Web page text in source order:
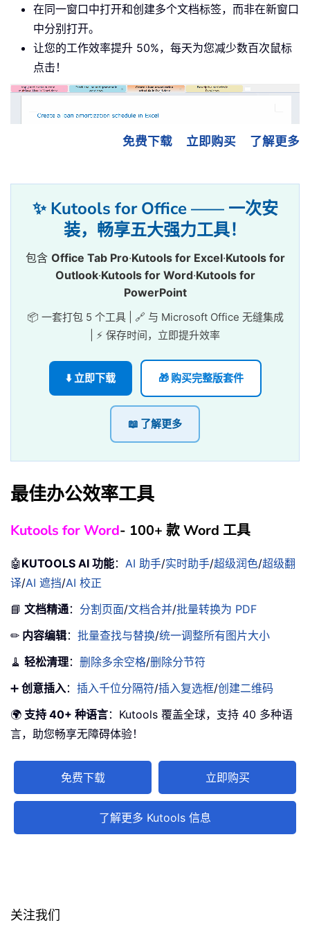
在同一窗口中打开和创建多个文档标签，而非在新窗口
中分别打开。
让您的工作效率提升 50%，每天为您减少数百次鼠标
点击！
免费下载 立即购买 了解更多
✨ Kutools for Office —— 一次安
装，畅享五大强力工具！
包含 Office Tab Pro·Kutools for Excel·Kutools for
Outlook·Kutools for Word·Kutools for
PowerPoint
📦 一套打包 5 个工具 | 🔗 与 Microsoft Office 无缝集成
| ⚡ 保存时间，立即提升效率
⬇️ 立即下载 🎁 购买完整版套件
📖 了解更多
最佳办公效率工具
Kutools for Word- 100+ 款 Word 工具
🤖 KUTOOLS AI 功能： AI 助手/实时助手/超级润色/超级翻
译/AI 遮挡/AI 校正
📘 文档精通： 分割页面/文档合并/批量转换为 PDF
✏ 内容编辑： 批量查找与替换/统一调整所有图片大小
🧹 轻松清理： 删除多余空格/删除分节符
➕ 创意插入： 插入千位分隔符/插入复选框/创建二维码
🌍 支持 40+ 种语言：Kutools 覆盖全球，支持 40 多种语
言，助您畅享无障碍体验！
免费下载 立即购买
了解更多 Kutools 信息
关注我们